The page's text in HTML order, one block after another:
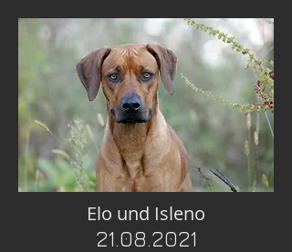
Elo und Isleno
21.08.2021